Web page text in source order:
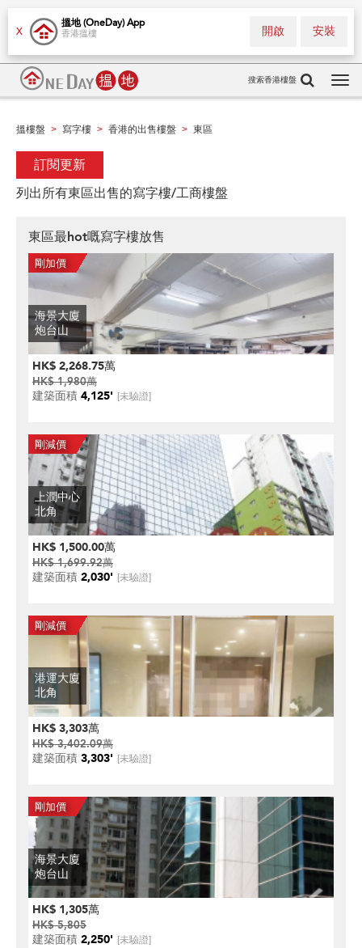
X
搵地 (OneDay) App
香港搵樓 安裝
開啟
搜索香港樓盤
搵樓盤 > 寫字樓 > 香港的出售樓盤 > 東區
訂閱更新
列出所有東區出售的寫字樓/工商樓盤
東區最hot嘅寫字樓放售
海景大廈
炮台山
HK$ 2,268.75萬
HK$ 1,980萬
建築面積 4,125' [未驗證]
上潤中心
北角
HK$ 1,500.00萬
HK$ 1,699.92萬
建築面積 2,030' [未驗證]
港運大廈
北角
HK$ 3,303萬
HK$ 3,402.09萬
建築面積 3,303' [未驗證]
海景大廈
炮台山
HK$ 1,305萬
HK$ 5,805
建築面積 2,250' [未驗證]